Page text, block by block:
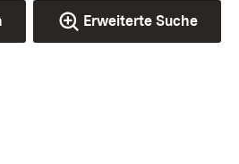
Erweiterte Suche